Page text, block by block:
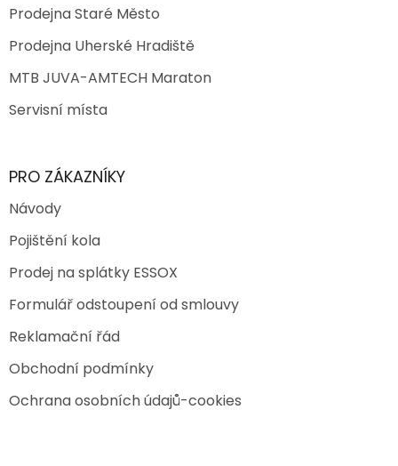
Prodejna Staré Město
Prodejna Uherské Hradiště
MTB JUVA-AMTECH Maraton
Servisní místa
PRO ZÁKAZNÍKY
Návody
Pojištění kola
Prodej na splátky ESSOX
Formulář odstoupení od smlouvy
Reklamační řád
Obchodní podmínky
Ochrana osobních údajů-cookies